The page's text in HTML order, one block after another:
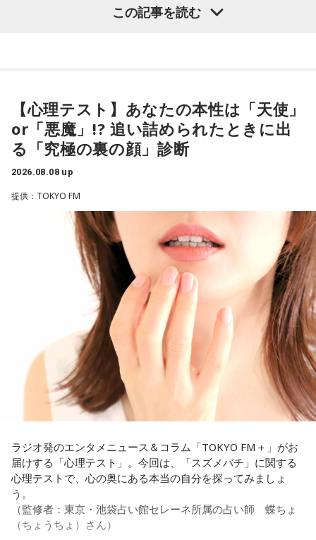
ただ、あれだけケガ人が出て、誰が出ても同じようなサッカ
（左から）福田正博さん、藤木直人、高見侑里
＜番組概要＞
番組名：SPORTS BEAT supported by TOYOTA
放送日時：毎週土曜 10:00～10:50
パーソナリティ：藤木直人、高見侑里
番組Webサイト： https://www.tfm.co.jp/beat/
@SPORTSBEAT_TFM
番組Webサイト： https://jfn-pods.com/program/27400
音声コンテンツプラットフォーム「JFN Pods」ではスペシャ
ル音声も配信中！
ました。
それは何でしたか？次の中から近いものを1つ選んでくださ
い。
1． 鳩のぬいぐるみ
2． パスポートなどの身分証
4． 懐中電灯
この心理テストでわかることは、追い詰められた時に出る、
あなたの「究極の裏の顔」です。
とっさに握りしめたものは、あなたが窮地で無意識に守ろう
とする「本当に大切なもの」を暗示しています。冷静ではい
られない極限の場面でこそ、普段は隠れているあなたの本性
が表に出るのです。
【解答】
1．鳩のぬいぐるみ……本性は「愛情深い天使」
鳩のぬいぐるみは「愛情」を暗示しています。あなたは追い
詰められても、自分より大切な誰かを思い浮かべる、利他的
なタイプ。窮地でこそ人にやさしくできる、あたたかい心の
持ち主です。ただ、自分を後回しにしすぎないよう気をつけ
てください。
2．身分証……本性は「したたかな悪魔」
身分証は「あなた自身の存在」を暗示しています。あなたは
窮地に立たされると、何よりまず自分を守り抜く、利己的な
この記事を読む
【心理テスト】あなたの本性は「天使」
or「悪魔」!? 追い詰められたときに出
る「究極の裏の顔」診断
2026.08.08 up
提供：TOKYO FM
ラジオ発のエンタメニュース＆コラム「TOKYO FM＋」がお
届けする「心理テスト」。今回は、「スズメバチ」に関する
心理テストで、心の奥にある本当の自分を探ってみましょ
う。
（監修者：東京・池袋占い館セレーネ所属の占い師 蝶ちょ
（ちょうちょ）さん）